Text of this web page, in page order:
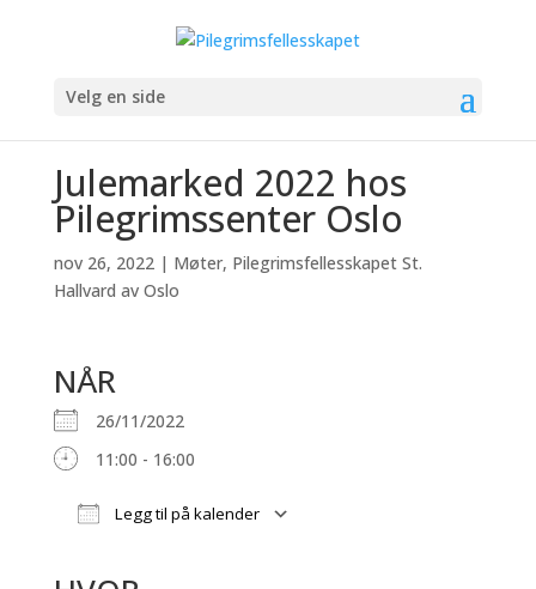
Velg en side
Julemarked 2022 hos
Pilegrimssenter Oslo
nov 26, 2022| Møter, Pilegrimsfellesskapet St.
Hallvard av Oslo
NÅR
26/11/2022
11:00 - 16:00
Legg til på kalender